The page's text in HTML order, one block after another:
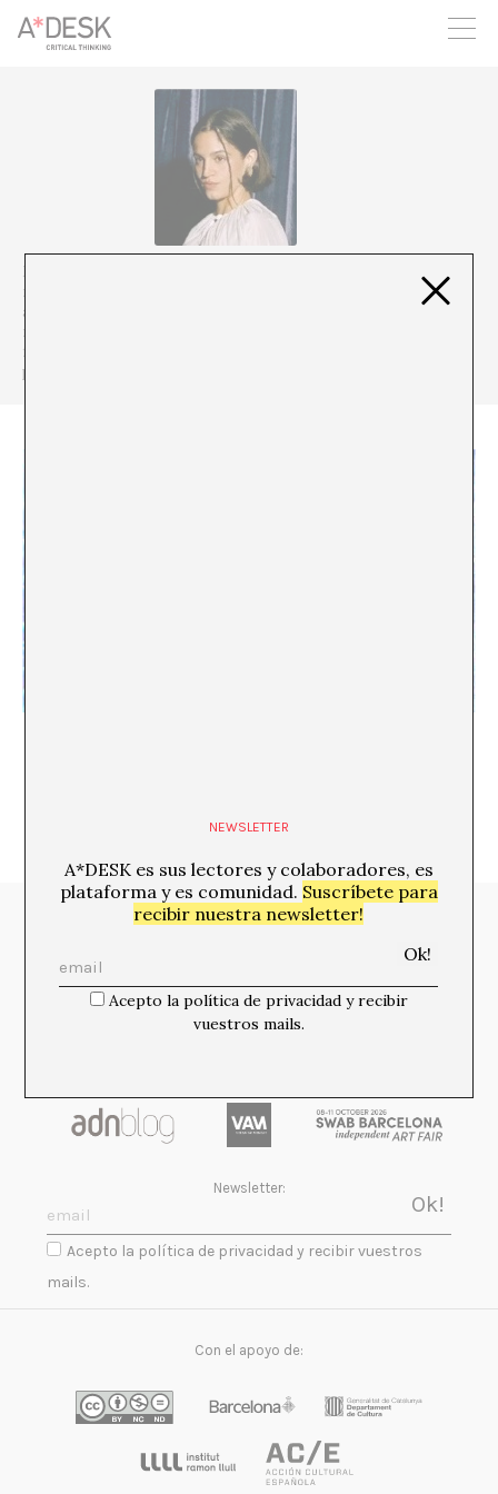
crees también en A*DESK seguimos necesitándote para poder
seguir adelante. Ahora puedes participar del proyecto y
apoyarlo.
Maria Arnal es una de las voces más admiradas del panorama
reciente de Cataluña. Formada en los campos de la traducción, las
artes escénicas, la antropología y el canto, desarrolla su trabajo
musical a partir de la experimentación apasionada con archivos y
fonotecas digitalizadas de grabaciones de campo. Comparte su
proyecto artístico príncipal con el músico Marcel Bagés.
Media Partners:
Newsletter:
Acepto la política de privacidad y recibir vuestros
mails.
Con el apoyo de:
NEWSLETTER
A*DESK es sus lectores y colaboradores, es
plataforma y es comunidad. Suscríbete para
recibir nuestra newsletter!
Acepto la política de privacidad y recibir
vuestros mails.